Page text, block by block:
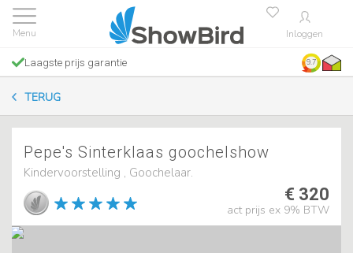
Inloggen
Laagste prijs garantie 9.7
TERUG
Pepe's Sinterklaas goochelshow
Kindervoorstelling , Goochelaar.
€ 320
act prijs ex 9% BTW